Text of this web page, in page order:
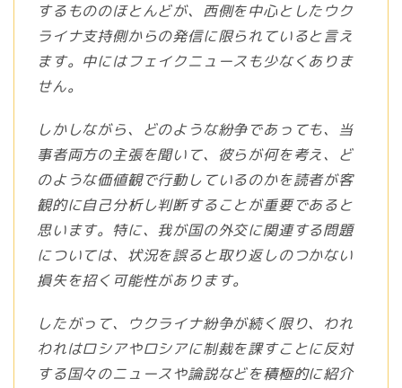
するもののほとんどが、西側を中心としたウク
ライナ支持側からの発信に限られていると言え
ます。中にはフェイクニュースも少なくありま
せん。
しかしながら、どのような紛争であっても、当
事者両方の主張を聞いて、彼らが何を考え、ど
のような価値観で行動しているのかを読者が客
観的に自己分析し判断することが重要であると
思います。特に、我が国の外交に関連する問題
については、状況を誤ると取り返しのつかない
損失を招く可能性があります。
したがって、ウクライナ紛争が続く限り、われ
われはロシアやロシアに制裁を課すことに反対
する国々のニュースや論説などを積極的に紹介